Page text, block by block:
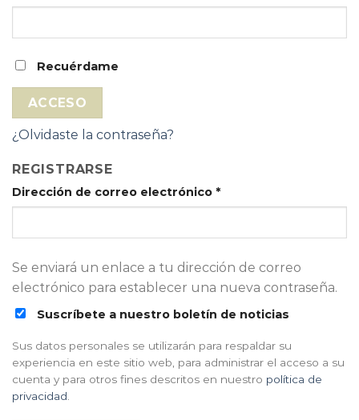
Recuérdame
ACCESO
¿Olvidaste la contraseña?
REGISTRARSE
Dirección de correo electrónico *
Se enviará un enlace a tu dirección de correo
electrónico para establecer una nueva contraseña.
Suscríbete a nuestro boletín de noticias
Sus datos personales se utilizarán para respaldar su
experiencia en este sitio web, para administrar el acceso a su
cuenta y para otros fines descritos en nuestro política de
privacidad